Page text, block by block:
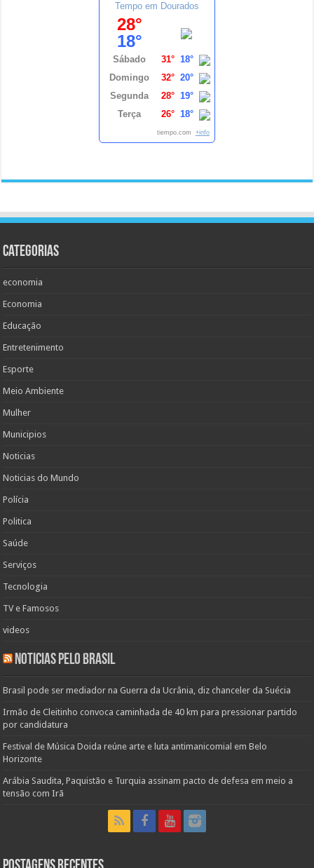
Tempo em Dourados
28°
18°
Sábado 31° 18°
Domingo
32° 20°
Segunda
28° 19°
Terça
26° 18°
tiempo.com +info
Categorias
economia
Economia
Educação
Entretenimento
Esporte
Meio Ambiente
Mulher
Municipios
Noticias
Noticias do Mundo
Polícia
Politica
Saúde
Serviços
Tecnologia
TV e Famosos
videos
Noticias pelo Brasil
Brasil pode ser mediador na Guerra da Ucrânia, diz chanceler da Suécia
Irmão de Cleitinho convoca caminhada de 40 km para pressionar partido
por candidatura
Festival de Música Doida reúne arte e luta antimanicomial em Belo
Horizonte
Arábia Saudita, Paquistão e Turquia assinam pacto de defesa em meio a
tensão com Irã